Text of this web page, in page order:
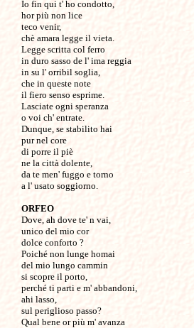
Io fin qui t' ho condotto,
hor più non lice
teco venir,
chè amara legge il vieta.
Legge scritta col ferro
in duro sasso de l' ima reggia
in su l' orribil soglia,
che in queste note
il fiero senso esprime.
Lasciate ogni speranza
o voi ch' entrate.
Dunque, se stabilito hai
pur nel core
di porre il piè
ne la città dolente,
da te men' fuggo e torno
a l' usato soggiorno.
ORFEO
Dove, ah dove te' n vai,
unico del mio cor
dolce conforto ?
Poiché non lunge homai
del mio lungo cammin
si scopre il porto,
perché ti parti e m' abbandoni,
ahi lasso,
sul periglioso passo?
Qual bene or più m' avanza